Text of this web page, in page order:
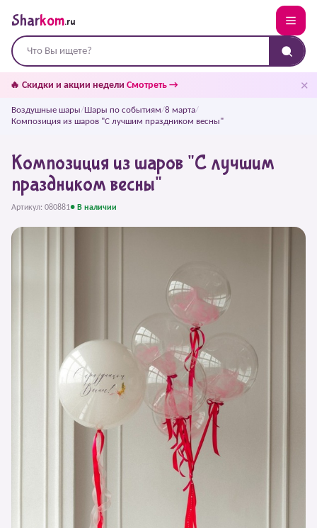
Sharkom.ru
🔥 Скидки и акции недели Смотреть → ✕
Воздушные шары/Шары по событиям/8 марта/
Композиция из шаров "С лучшим праздником весны"
Композиция из шаров "С лучшим
праздником весны"
Артикул: 080881● В наличии